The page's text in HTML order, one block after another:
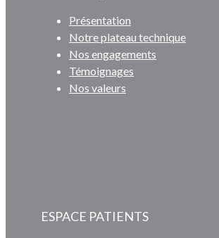
Présentation
Notre plateau technique
Nos engagements
Témoignages
Nos valeurs
ESPACE PATIENTS